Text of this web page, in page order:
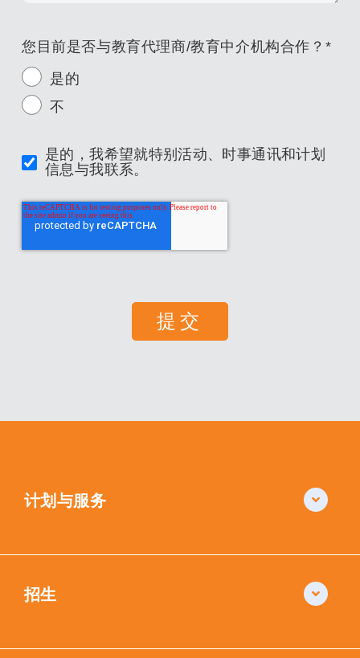
您目前是否与教育代理商/教育中介机构合作？ *
是的
不
是的，我希望就特别活动、时事通讯和计划
信息与我联系。
计划与服务
招生